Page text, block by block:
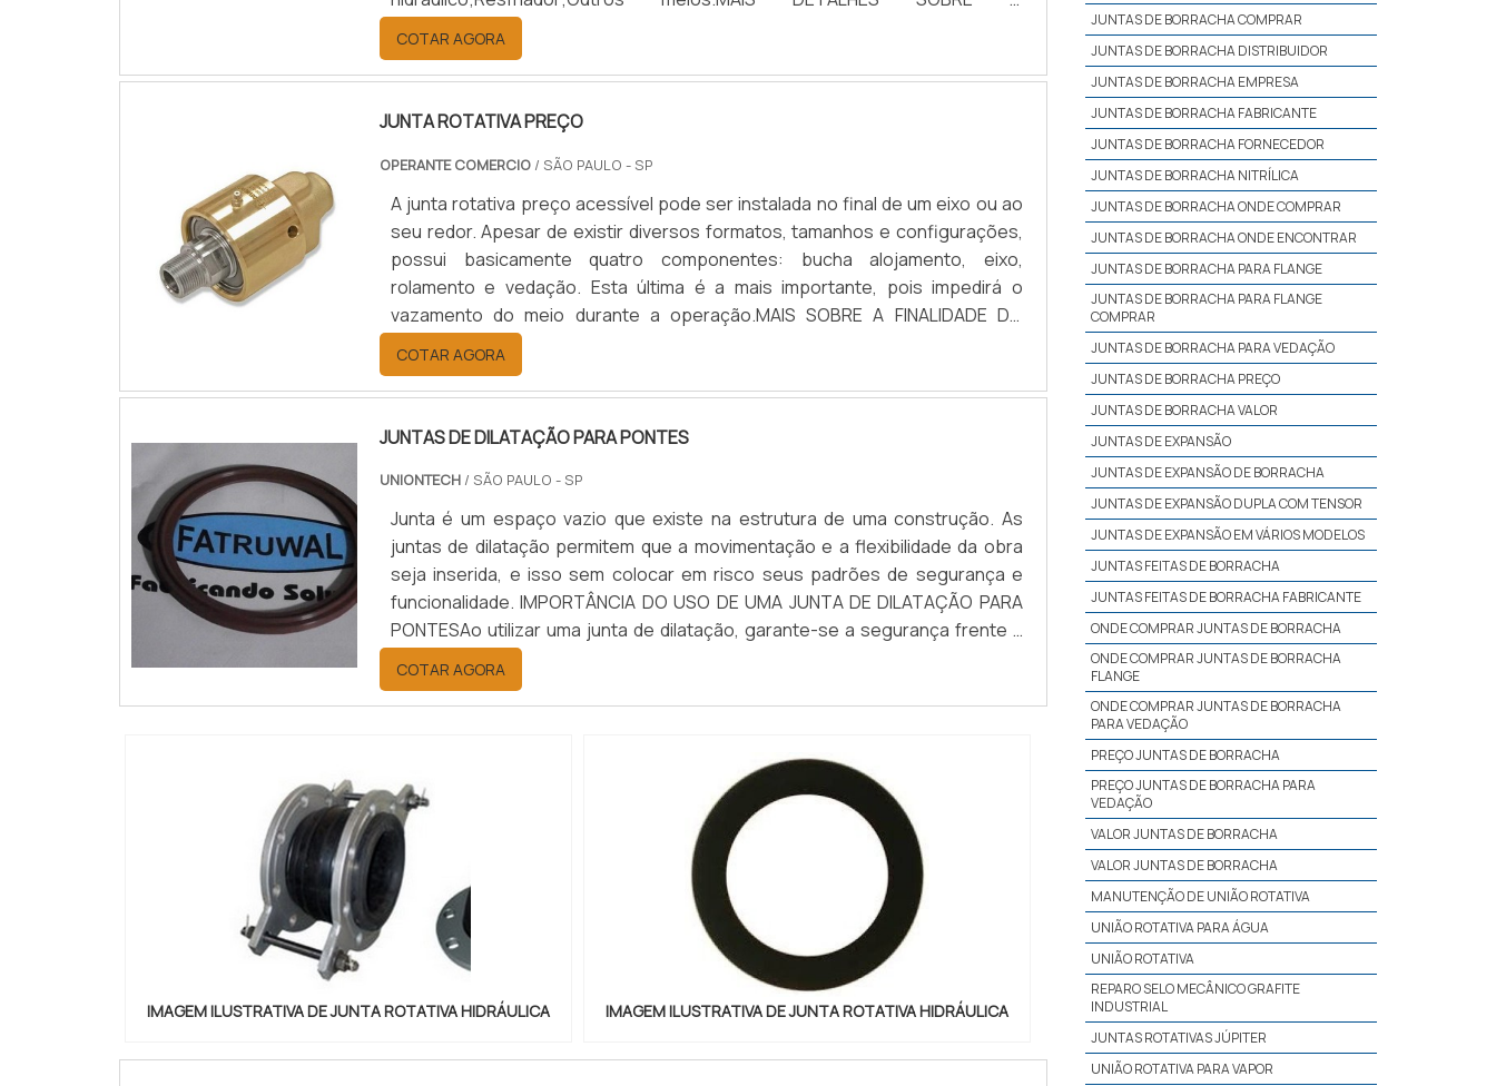
PRODUTOResumindo, o produto possibilita que o meio entre ou saia durante
a rotação dos dispositivos. Tais p...
COTAR AGORA
JUNTA ROTATIVA PREÇO
OPERANTE COMERCIO / SÃO PAULO - SP
A junta rotativa preço acessível pode ser instalada no final de um eixo ou ao
seu redor. Apesar de existir diversos formatos, tamanhos e configurações,
possui basicamente quatro componentes: bucha alojamento, eixo,
rolamento e vedação. Esta última é a mais importante, pois impedirá o
vazamento do meio durante a operação.MAIS SOBRE A FINALIDADE DO
PRODUTOSe trata de uma peça com sistema de vedação adequado que
fornece um selo mecânico en...
COTAR AGORA
JUNTAS DE DILATAÇÃO PARA PONTES
UNIONTECH / SÃO PAULO - SP
Junta é um espaço vazio que existe na estrutura de uma construção. As
juntas de dilatação permitem que a movimentação e a flexibilidade da obra
seja inserida, e isso sem colocar em risco seus padrões de segurança e
funcionalidade. IMPORTÂNCIA DO USO DE UMA JUNTA DE DILATAÇÃO PARA
PONTESAo utilizar uma junta de dilatação, garante-se a segurança frente a
vários tipos de movimentação, como: Compressão; Tração; Cisalhamento;
Rotação e recal...
COTAR AGORA
IMAGEM ILUSTRATIVA DE JUNTA ROTATIVA HIDRÁULICA IMAGEM ILUSTRATIVA DE JUNTA ROTATIVA HIDRÁULICA
JUNTAS DE BORRACHA COMPRAR
JUNTAS DE BORRACHA DISTRIBUIDOR
JUNTAS DE BORRACHA EMPRESA
JUNTAS DE BORRACHA FABRICANTE
JUNTAS DE BORRACHA FORNECEDOR
JUNTAS DE BORRACHA NITRÍLICA
JUNTAS DE BORRACHA ONDE COMPRAR
JUNTAS DE BORRACHA ONDE ENCONTRAR
JUNTAS DE BORRACHA PARA FLANGE
JUNTAS DE BORRACHA PARA FLANGE
COMPRAR
JUNTAS DE BORRACHA PARA VEDAÇÃO
JUNTAS DE BORRACHA PREÇO
JUNTAS DE BORRACHA VALOR
JUNTAS DE EXPANSÃO
JUNTAS DE EXPANSÃO DE BORRACHA
JUNTAS DE EXPANSÃO DUPLA COM TENSOR
JUNTAS DE EXPANSÃO EM VÁRIOS MODELOS
JUNTAS FEITAS DE BORRACHA
JUNTAS FEITAS DE BORRACHA FABRICANTE
ONDE COMPRAR JUNTAS DE BORRACHA
ONDE COMPRAR JUNTAS DE BORRACHA
FLANGE
ONDE COMPRAR JUNTAS DE BORRACHA
PARA VEDAÇÃO
PREÇO JUNTAS DE BORRACHA
PREÇO JUNTAS DE BORRACHA PARA
VEDAÇÃO
VALOR JUNTAS DE BORRACHA
VALOR JUNTAS DE BORRACHA
MANUTENÇÃO DE UNIÃO ROTATIVA
UNIÃO ROTATIVA PARA ÁGUA
UNIÃO ROTATIVA
REPARO SELO MECÂNICO GRAFITE
INDUSTRIAL
JUNTAS ROTATIVAS JÚPITER
UNIÃO ROTATIVA PARA VAPOR